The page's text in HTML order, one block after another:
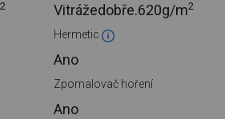
2 Vitrážedobře.620g/m2
Hermetic
Ano
Zpomalovač hoření
Ano